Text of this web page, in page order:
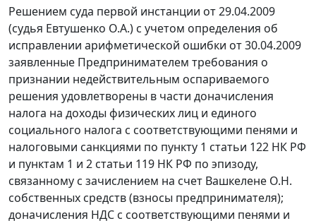
Решением суда первой инстанции от 29.04.2009
(судья Евтушенко О.А.) с учетом определения об
исправлении арифметической ошибки от 30.04.2009
заявленные Предпринимателем требования о
признании недействительным оспариваемого
решения удовлетворены в части доначисления
налога на доходы физических лиц и единого
социального налога с соответствующими пенями и
налоговыми санкциями по пункту 1 статьи 122 НК РФ
и пунктам 1 и 2 статьи 119 НК РФ по эпизоду,
связанному с зачислением на счет Вашкелене О.Н.
собственных средств (взносы предпринимателя);
доначисления НДС с соответствующими пенями и